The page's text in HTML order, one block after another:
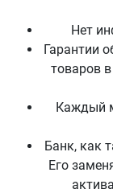
Нет
Гарантии
товаров
Каждый
Банк, как
Его